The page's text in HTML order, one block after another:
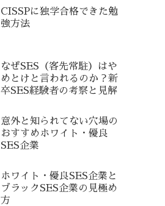
CISSPに独学合格できた勉
強方法
なぜSES（客先常駐）はや
めとけと言われるのか？新
卒SES経験者の考察と見解
意外と知られてない穴場の
おすすめホワイト・優良
SES企業
ホワイト・優良SES企業と
ブラックSES企業の見極め
方